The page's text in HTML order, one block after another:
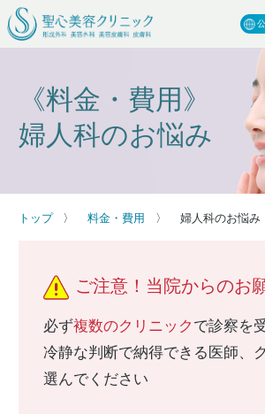
《料金・費用》
婦人科のお悩み
トップ 料金・費用 婦人科のお悩み
ご注意！当院からのお
必ず複数のクリニック で診察を
冷静な判断で納得できる医師、
選んでください